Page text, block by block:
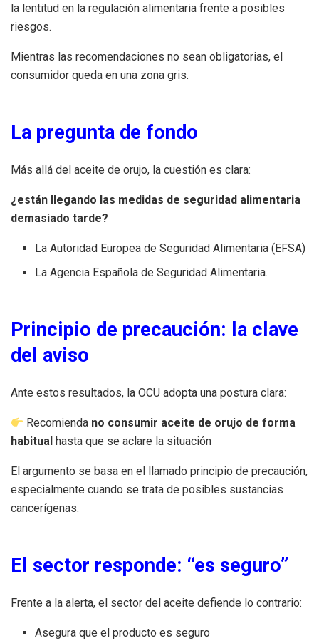
la lentitud en la regulación alimentaria frente a posibles
riesgos.
Mientras las recomendaciones no sean obligatorias, el
consumidor queda en una zona gris.
La pregunta de fondo
Más allá del aceite de orujo, la cuestión es clara:
¿están llegando las medidas de seguridad alimentaria
demasiado tarde?
La Autoridad Europea de Seguridad Alimentaria (EFSA)
La Agencia Española de Seguridad Alimentaria.
Principio de precaución: la clave
del aviso
Ante estos resultados, la OCU adopta una postura clara:
Recomienda no consumir aceite de orujo de forma
habitual hasta que se aclare la situación
El argumento se basa en el llamado principio de precaución,
especialmente cuando se trata de posibles sustancias
cancerígenas.
El sector responde: “es seguro”
Frente a la alerta, el sector del aceite defiende lo contrario:
Asegura que el producto es seguro